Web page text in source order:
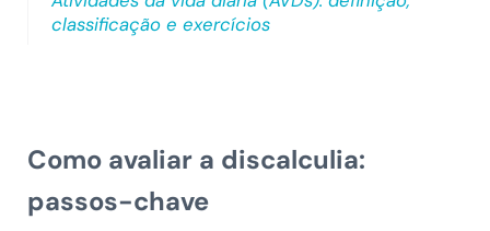
classificação e exercícios
Como avaliar a discalculia:
passos-chave